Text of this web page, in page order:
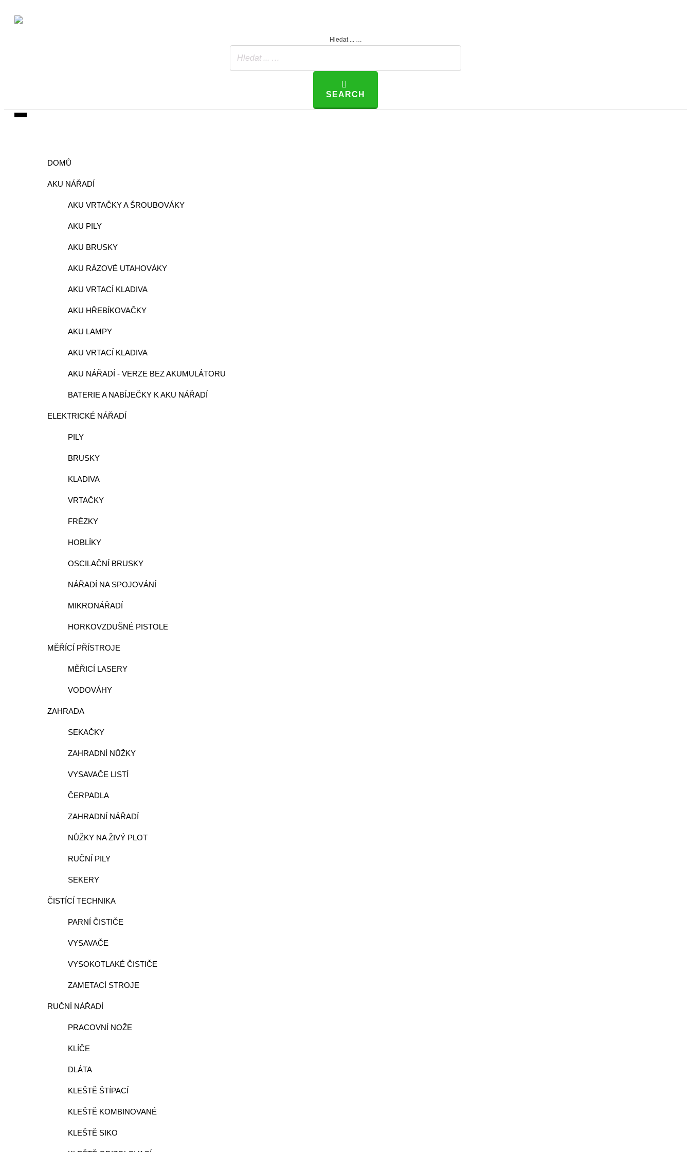
Hledat ... …
SEARCH
DOMŮ
AKU NÁŘADÍ
AKU VRTAČKY A ŠROUBOVÁKY
AKU PILY
AKU BRUSKY
AKU RÁZOVÉ UTAHOVÁKY
AKU VRTACÍ KLADIVA
AKU HŘEBÍKOVAČKY
AKU LAMPY
AKU VRTACÍ KLADIVA
AKU NÁŘADÍ - VERZE BEZ AKUMULÁTORU
BATERIE A NABÍJEČKY K AKU NÁŘADÍ
ELEKTRICKÉ NÁŘADÍ
PILY
BRUSKY
KLADIVA
VRTAČKY
FRÉZKY
HOBLÍKY
OSCILAČNÍ BRUSKY
NÁŘADÍ NA SPOJOVÁNÍ
MIKRONÁŘADÍ
HORKOVZDUŠNÉ PISTOLE
MĚŘÍCÍ PŘÍSTROJE
MĚŘICÍ LASERY
VODOVÁHY
ZAHRADA
SEKAČKY
ZAHRADNÍ NŮŽKY
VYSAVAČE LISTÍ
ČERPADLA
ZAHRADNÍ NÁŘADÍ
NŮŽKY NA ŽIVÝ PLOT
RUČNÍ PILY
SEKERY
ČISTÍCÍ TECHNIKA
PARNÍ ČISTIČE
VYSAVAČE
VYSOKOTLAKÉ ČISTIČE
ZAMETACÍ STROJE
RUČNÍ NÁŘADÍ
PRACOVNÍ NOŽE
KLÍČE
DLÁTA
KLEŠTĚ ŠTÍPACÍ
KLEŠTĚ KOMBINOVANÉ
KLEŠTĚ SIKO